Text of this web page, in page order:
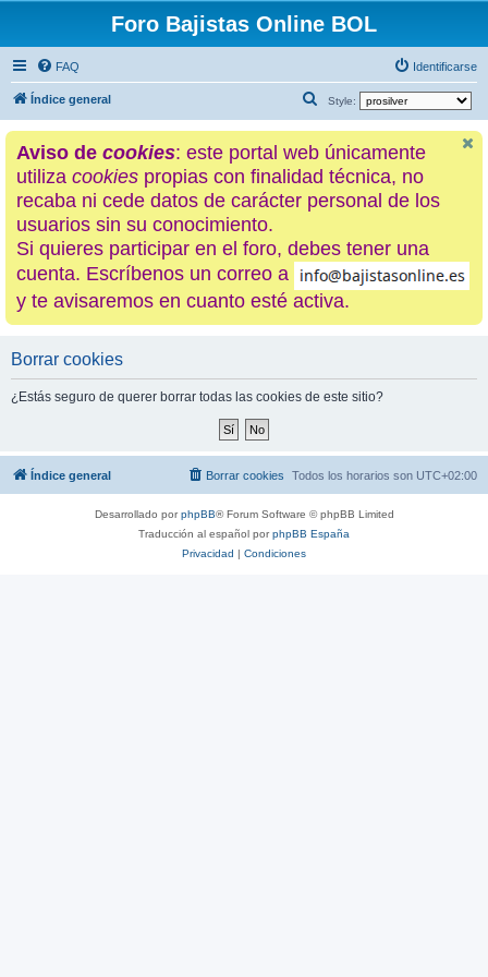
Foro Bajistas Online BOL
FAQ Identificarse
Índice general Style:
u
c
a
Aviso de cookies: este portal web únicamente
utiliza cookies propias con finalidad técnica, no
recaba ni cede datos de carácter personal de los
usuarios sin su conocimiento.
Si quieres participar en el foro, debes tener una
cuenta. Escríbenos un correo a
y te avisaremos en cuanto esté activa.
Borrar cookies
¿Estás seguro de querer borrar todas las cookies de este sitio?
Índice general Todos los horarios son UTC+02:00
Borrar cookies
Desarrollado porphpBB® Forum Software © phpBB Limited
Traducción al español porphpBB España
Privacidad | Condiciones